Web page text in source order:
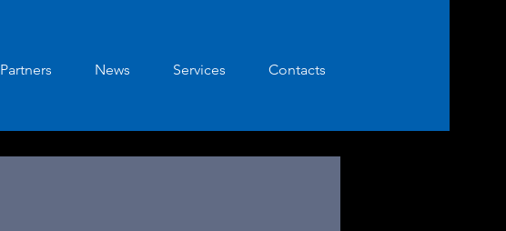
Partners News Services Contacts